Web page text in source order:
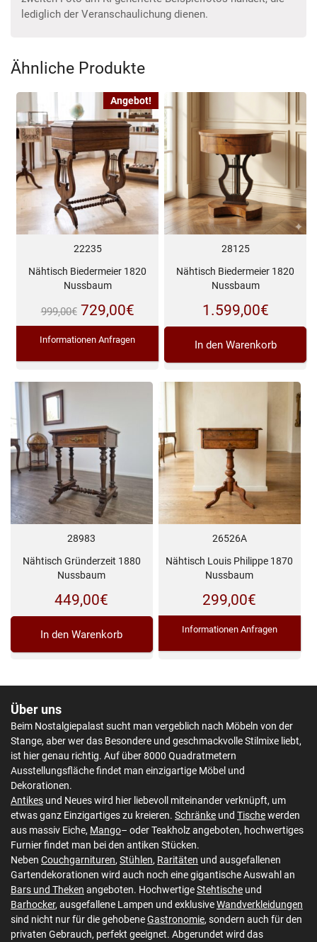
lediglich der Veranschaulichung dienen.
Ähnliche Produkte
Angebot!
22235
Nähtisch Biedermeier 1820
Nussbaum
999,00€ Ursprünglicher
Preis
729,00€Aktueller
Preis
Informationen Anfragen
28125
Nähtisch Biedermeier 1820
Nussbaum
1.599,00€
In den Warenkorb
28983
Nähtisch Gründerzeit 1880
Nussbaum
449,00€
In den Warenkorb
26526A
Nähtisch Louis Philippe 1870
Nussbaum
299,00€
Informationen Anfragen
Über uns
Beim Nostalgiepalast sucht man vergeblich nach Möbeln von der
Stange, aber wer das Besondere und geschmackvolle Stilmixe liebt,
ist hier genau richtig. Auf über 8000 Quadratmetern
Ausstellungsfläche findet man einzigartige Möbel und
Dekorationen.
Antikes und Neues wird hier liebevoll miteinander verknüpft, um
etwas ganz Einzigartiges zu kreieren. Schränke und Tischewerden
aus massiv Eiche, Mango– oder Teakholz angeboten, hochwertiges
Furnier findet man bei den antiken Stücken.
Neben Couchgarnituren, Stühlen, Raritäten und ausgefallenen
Gartendekorationen wird auch noch eine gigantische Auswahl an
Bars und Theken angeboten. HochwertigeStehtische und
Barhocker, ausgefallene Lampen und exklusiveWandverkleidungen
sind nicht nur für die gehobeneGastronomie, sondern auch für den
privaten Gebrauch, perfekt geeignet. Abgerundet wird das